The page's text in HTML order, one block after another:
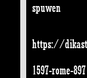
spuwen
https://
1597-rome-897